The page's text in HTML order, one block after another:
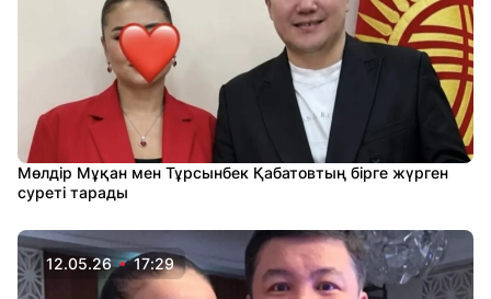
Мөлдір Мұқан мен Тұрсынбек Қабатовтың бірге жүрген
суреті тарады
12.05.26 17:29